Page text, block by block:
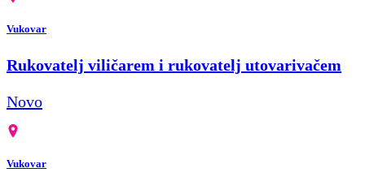
Vukovar
Rukovatelj viličarem i rukovatelj utovarivačem
Novo
Vukovar